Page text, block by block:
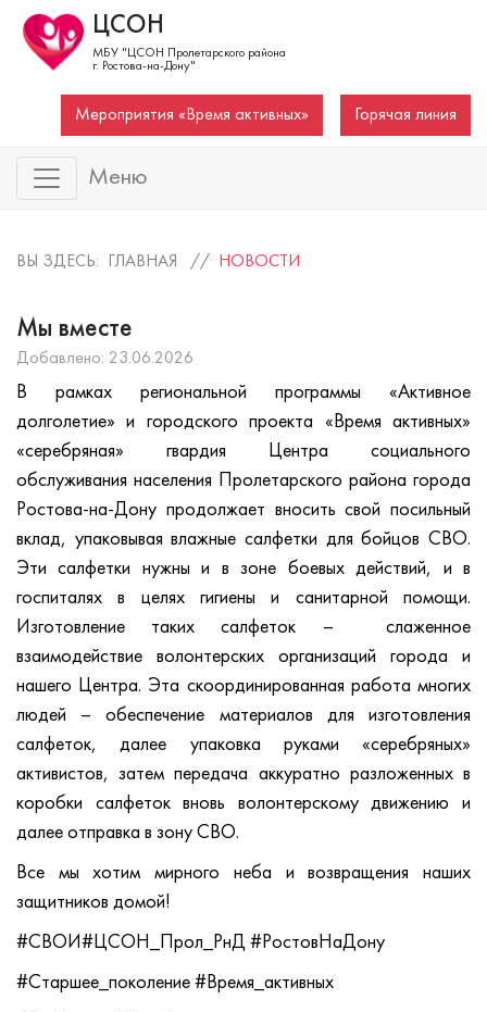
ЦСОН
МБУ "ЦСОН Пролетарского района
г. Ростова-на-Дону"
Мероприятия «Время активных» Горячая линия
Меню
ВЫ ЗДЕСЬ: ГЛАВНАЯ // НОВОСТИ
Мы вместе
Добавлено: 23.06.2026
В рамках региональной программы «Активное
долголетие» и городского проекта «Время активных»
«серебряная» гвардия Центра социального
обслуживания населения Пролетарского района города
Ростова-на-Дону продолжает вносить свой посильный
вклад, упаковывая влажные салфетки для бойцов СВО.
Эти салфетки нужны и в зоне боевых действий, и в
госпиталях в целях гигиены и санитарной помощи.
Изготовление таких салфеток – слаженное
взаимодействие волонтерских организаций города и
нашего Центра. Эта скоординированная работа многих
людей – обеспечение материалов для изготовления
салфеток, далее упаковка руками «серебряных»
активистов, затем передача аккуратно разложенных в
коробки салфеток вновь волонтерскому движению и
далее отправка в зону СВО.
Все мы хотим мирного неба и возвращения наших
защитников домой!
#СВОИ#ЦСОН_Прол_РнД #РостовНаДону
#Старшее_поколение #Время_активных